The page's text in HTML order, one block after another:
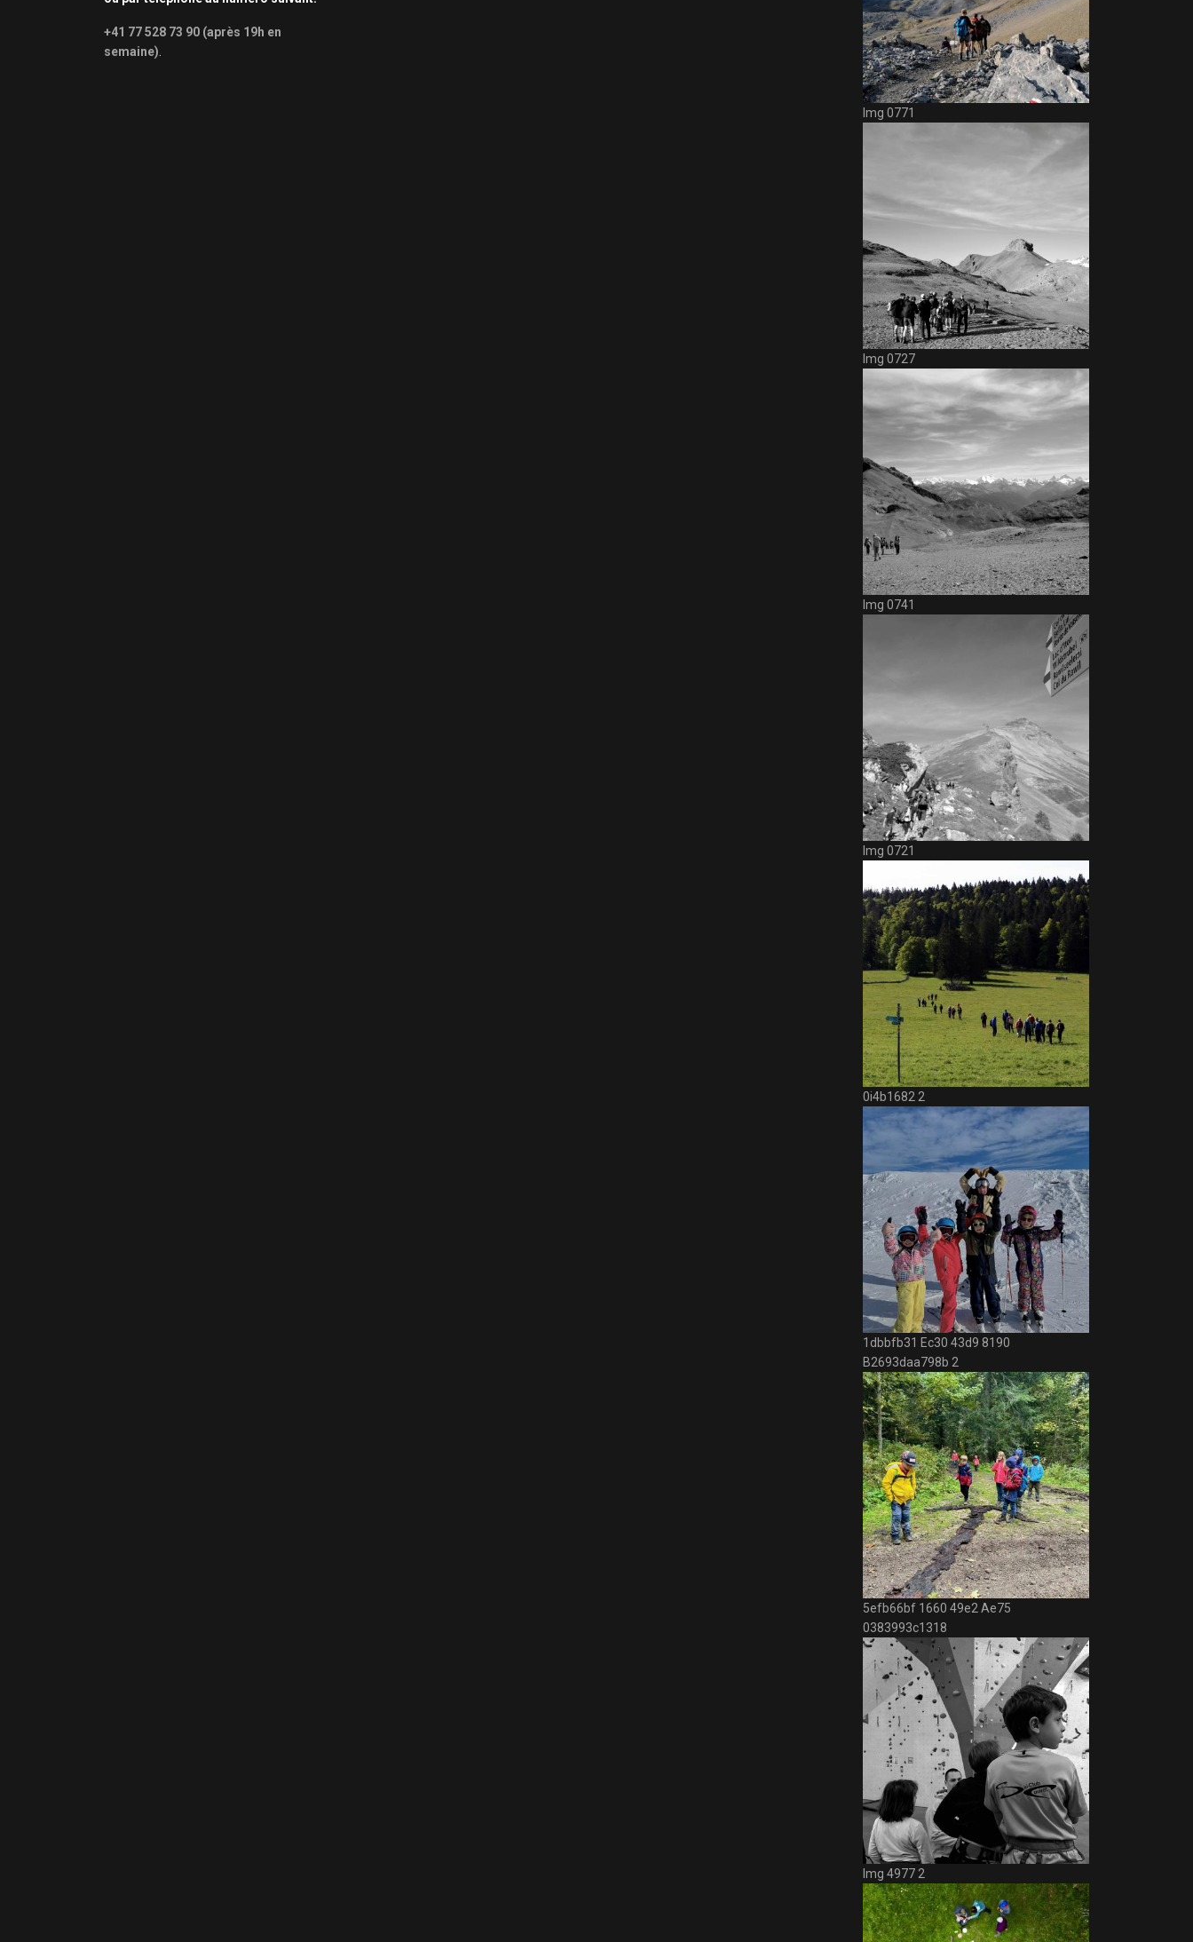
+41 77 528 73 90 (après 19h en
semaine)
Img 0771
Img 0727
Img 0741
Img 0721
0i4b1682 2
1dbbfb31 Ec30 43d9 8190
B2693daa798b 2
5efb66bf 1660 49e2 Ae75
0383993c1318
Img 4977 2